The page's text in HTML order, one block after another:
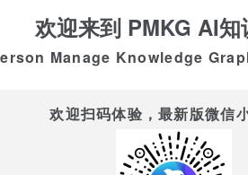
像两排移动的篱笆，随时准备侧
被视为“狼阵的牙齿”。
护的“命脉”
明珠。前后两翼各有一组精英狼
欢迎来到 PMKG AI知
Manage Knowledge
欢迎扫码体验，最新版微信